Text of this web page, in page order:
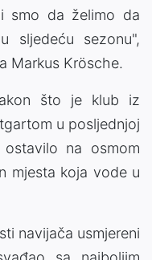
smo da želimo da
sljedeću sezonu",
Markus Krösche.
što je klub iz
u posljednjoj
na osmom
mjesta koja vode u
navijača usmjereni